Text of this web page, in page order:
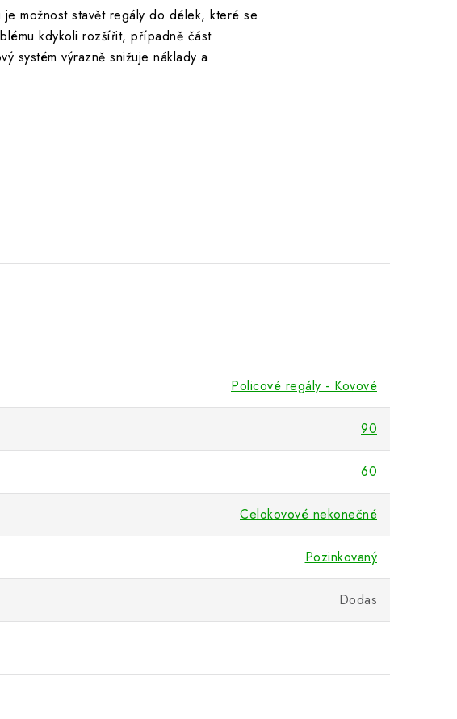
možnost stavět regály do délek, které se
kdykoli rozšířit, případně část
systém výrazně snižuje náklady a
Policové regály - Kovové
90
60
Celokovové nekonečné
Pozinkovaný
Dodas